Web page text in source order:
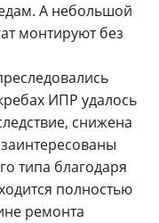
А небольшой
монтируют без
ИПР удалось
снижена
типа благодаря
полностью
ремонта